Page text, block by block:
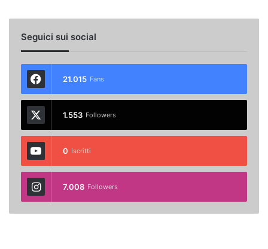
Seguici sui social
21.015 Fans
1.553 Followers
0 Iscritti
7.008 Followers